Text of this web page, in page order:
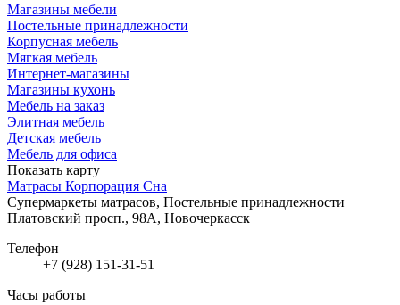
Магазины мебели
Постельные принадлежности
Корпусная мебель
Мягкая мебель
Интернет-магазины
Магазины кухонь
Мебель на заказ
Элитная мебель
Детская мебель
Мебель для офиса
Показать карту
Матрасы Корпорация Сна
Супермаркеты матрасов, Постельные принадлежности
Платовский просп., 98А, Новочеркасск
Телефон
+7 (928) 151-31-51
Часы работы